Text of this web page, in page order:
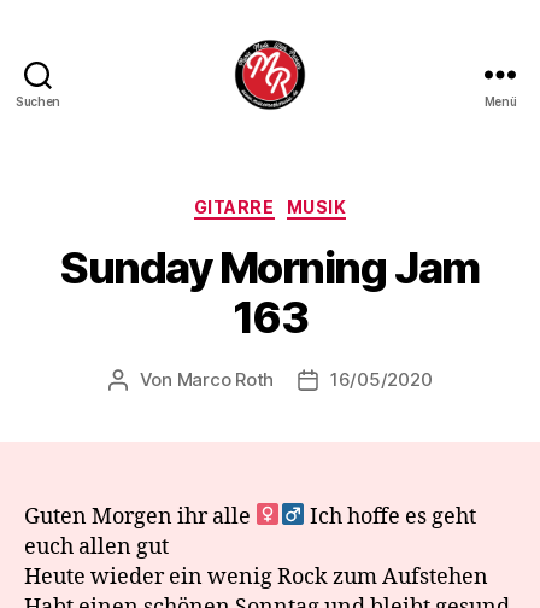
Suchen Menü
Kategorien
GITARRE MUSIK
Sunday Morning Jam
163
Beitragsautor
Von Marco Roth Veröffentlichungsdatum
16/05/2020
Guten Morgen ihr alle ‍
Ich hoffe es geht
euch allen gut
Heute wieder ein wenig Rock zum Aufstehen